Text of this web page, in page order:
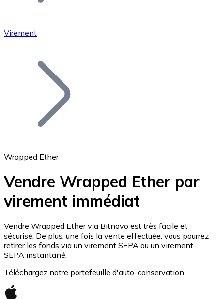
Bitcoin
Ethereum
ETH
Virement
Wrapped Ether
Vendre Wrapped Ether par
virement immédiat
Vendre Wrapped Ether via Bitnovo est très facile et
sécurisé. De plus, une fois la vente effectuée, vous pourrez
retirer les fonds via un virement SEPA ou un virement
SEPA instantané.
Téléchargez notre portefeuille d'auto-conservation